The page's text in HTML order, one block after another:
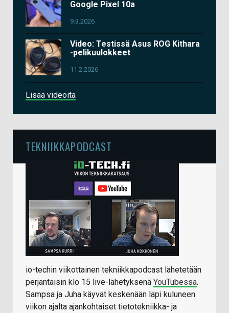
Google Pixel 10a
9.3.2026
Video: Testissä Asus ROG Kithara
-pelikuulokkeet
11.2.2026
Lisää videoita
TEKNIIKKAPODCAST
io-techin viikottainen tekniikkapodcast lähetetään
perjantaisin klo 15 live-lähetyksenä YouTubessa.
Sampsa ja Juha käyvät keskenään läpi kuluneen
viikon ajalta ajankohtaiset tietotekniikka- ja